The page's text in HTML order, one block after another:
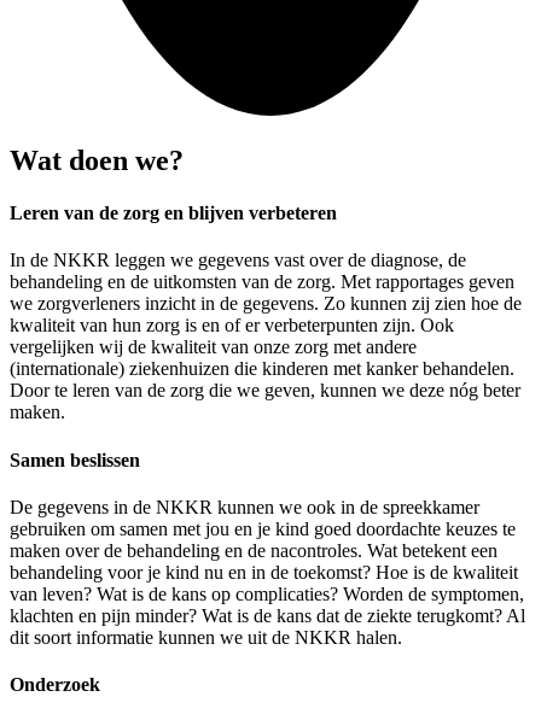
Wat doen we?
Leren van de zorg en blijven verbeteren
In de NKKR leggen we gegevens vast over de diagnose, de
behandeling en de uitkomsten van de zorg. Met rapportages geven
we zorgverleners inzicht in de gegevens. Zo kunnen zij zien hoe de
kwaliteit van hun zorg is en of er verbeterpunten zijn. Ook
vergelijken wij de kwaliteit van onze zorg met andere
(internationale) ziekenhuizen die kinderen met kanker behandelen.
Door te leren van de zorg die we geven, kunnen we deze nóg beter
maken.
Samen beslissen
De gegevens in de NKKR kunnen we ook in de spreekkamer
gebruiken om samen met jou en je kind goed doordachte keuzes te
maken over de behandeling en de nacontroles. Wat betekent een
behandeling voor je kind nu en in de toekomst? Hoe is de kwaliteit
van leven? Wat is de kans op complicaties? Worden de symptomen,
klachten en pijn minder? Wat is de kans dat de ziekte terugkomt? Al
dit soort informatie kunnen we uit de NKKR halen.
Onderzoek